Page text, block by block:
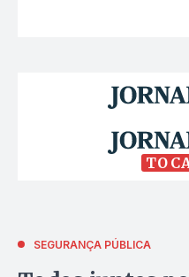
SEGURANÇA PÚBLICA